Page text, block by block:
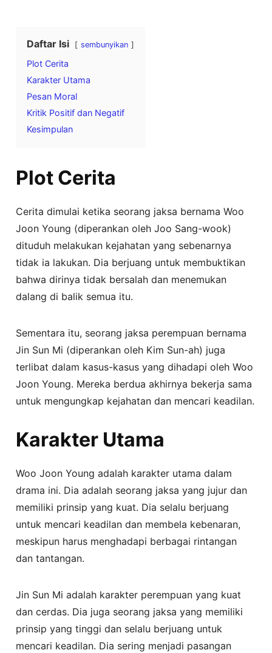
Daftar Isi sembunyikan
Plot Cerita
Karakter Utama
Pesan Moral
Kritik Positif dan Negatif
Kesimpulan
Plot Cerita
Cerita dimulai ketika seorang jaksa bernama Woo
Joon Young (diperankan oleh Joo Sang-wook)
dituduh melakukan kejahatan yang sebenarnya
tidak ia lakukan. Dia berjuang untuk membuktikan
bahwa dirinya tidak bersalah dan menemukan
dalang di balik semua itu.
Sementara itu, seorang jaksa perempuan bernama
Jin Sun Mi (diperankan oleh Kim Sun-ah) juga
terlibat dalam kasus-kasus yang dihadapi oleh Woo
Joon Young. Mereka berdua akhirnya bekerja sama
untuk mengungkap kejahatan dan mencari keadilan.
Karakter Utama
Woo Joon Young adalah karakter utama dalam
drama ini. Dia adalah seorang jaksa yang jujur dan
memiliki prinsip yang kuat. Dia selalu berjuang
untuk mencari keadilan dan membela kebenaran,
meskipun harus menghadapi berbagai rintangan
dan tantangan.
Jin Sun Mi adalah karakter perempuan yang kuat
dan cerdas. Dia juga seorang jaksa yang memiliki
prinsip yang tinggi dan selalu berjuang untuk
mencari keadilan. Dia sering menjadi pasangan